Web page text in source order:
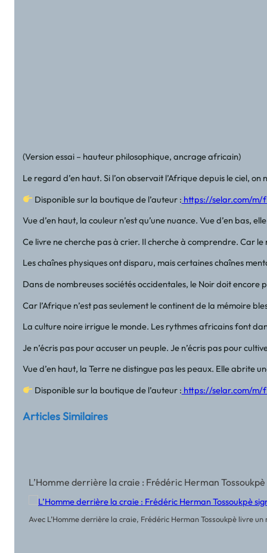
(Version essai – hauteur philosophique, ancrage africain)
Le regard d’en haut. Si l’on observait l’Afrique depuis le ciel,
Disponible sur la boutique de l’auteur : https://selar.com/m/
Vue d’en haut, la couleur n’est qu’une nuance. Vue d’en
Ce livre ne cherche pas à crier. Il cherche à comprendre. Car
Les chaînes physiques ont disparu, mais certaines chaînes
Dans de nombreuses sociétés occidentales, le Noir doit
Car l’Afrique n’est pas seulement le continent de la mémoire
La culture noire irrigue le monde. Les rythmes africains font
Je n’écris pas pour accuser un peuple. Je n’écris pas pour
Vue d’en haut, la Terre ne distingue pas les peaux. Elle abrite
Disponible sur la boutique de l’auteur : https://selar.com/m/
Articles Similaires
L’Homme derrière la craie : Frédéric Herman
Avec L’Homme derrière la craie, Frédéric Herman Tossoukpè livre